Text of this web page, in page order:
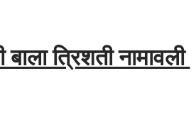
त्रिशती नामावली